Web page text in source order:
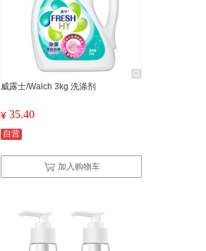
威露士/Walch 3kg 洗涤剂
¥ 35.40
自营
加入购物车